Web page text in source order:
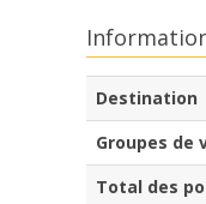
Destination
Groupes de
Total des